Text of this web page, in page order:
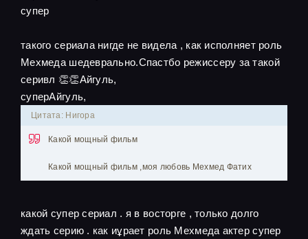
супер
такого сериала нигде не видела , как исполняет роль
Мехмеда шедеврально.Спастбо режиссеру за такой
серивл 👏👏Айгуль,
суперАйгуль,
Цитата: Нигора
Какой мощный фильм
Какой мощный фильм ,моя любовь Мехмед Фатих
какой супер сериал . я в восторге , только долго
ждать серию . как иұрает роль Мехмеда актер супер